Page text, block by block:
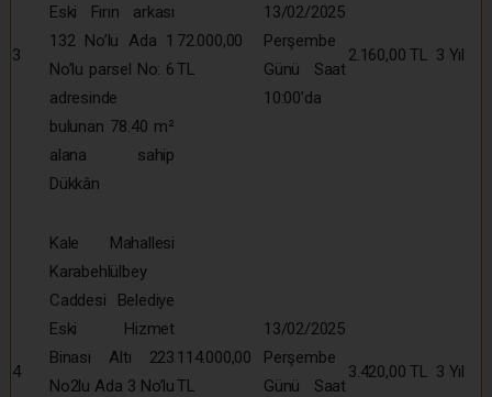
3
Eski Fırın arkası
132 No’lu Ada 1
No’lu parsel No: 6
adresinde
bulunan 78.40 m²
alana sahip
Dükkân
72.000,00
TL
13/02/2025
Perşembe
Günü Saat
10:00’da
2.160,00 TL 3 Yıl
4
Kale Mahallesi
Karabehlülbey
Caddesi Belediye
Eski Hizmet
Binası Altı 223
No2lu Ada 3 No’lu
114.000,00
TL
13/02/2025
Perşembe
Günü Saat
3.420,00 TL 3 Yıl